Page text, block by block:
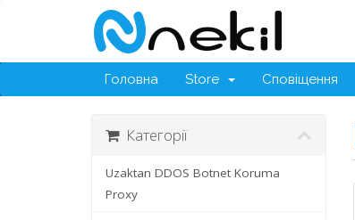
Головна Store Сповіщення
Категорії
Uzaktan DDOS Botnet Koruma
Proxy